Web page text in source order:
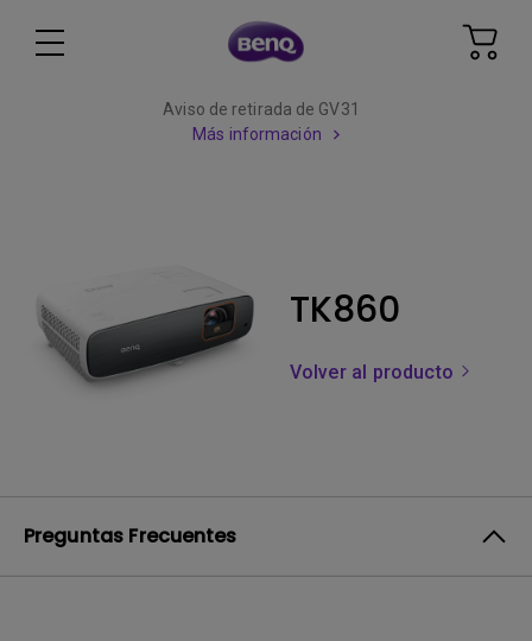
Aviso de retirada de GV31
Más información
TK860
Volver al producto
Preguntas Frecuentes